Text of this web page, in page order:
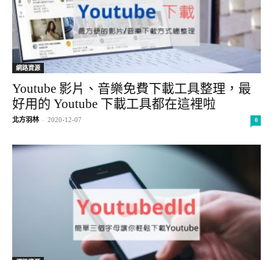
網路資源
Youtube 影片、音樂免費下載工具整理，最
好用的 Youtube 下載工具都在這裡啦
北方羽林 - 2020-12-07 0